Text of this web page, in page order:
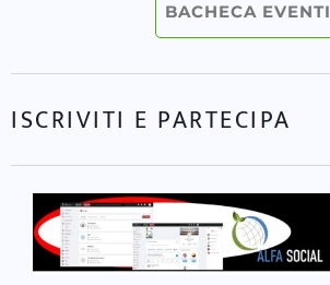
BACHECA EVENTI
ISCRIVITI E PARTECIPA